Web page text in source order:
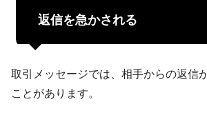
返信を急かされる
取引メッセージでは、相手からの返信
ことがあります。